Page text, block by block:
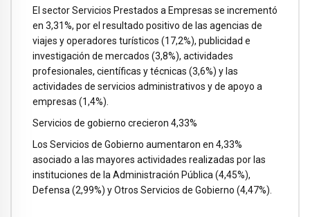
El sector Servicios Prestados a Empresas se incrementó
en 3,31%, por el resultado positivo de las agencias de
viajes y operadores turísticos (17,2%), publicidad e
investigación de mercados (3,8%), actividades
profesionales, científicas y técnicas (3,6%) y las
actividades de servicios administrativos y de apoyo a
empresas (1,4%).
Servicios de gobierno crecieron 4,33%
Los Servicios de Gobierno aumentaron en 4,33%
asociado a las mayores actividades realizadas por las
instituciones de la Administración Pública (4,45%),
Defensa (2,99%) y Otros Servicios de Gobierno (4,47%).